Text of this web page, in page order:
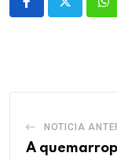
NOTICIA
A